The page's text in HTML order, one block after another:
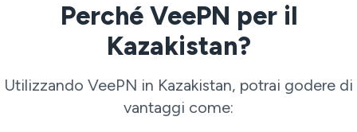
Perché VeePN per il
Kazakistan?
Utilizzando VeePN in Kazakistan, potrai godere di
vantaggi come: